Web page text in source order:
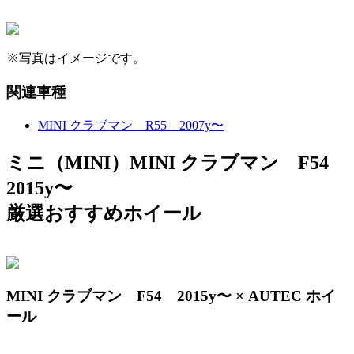
※写真はイメージです。
関連車種
MINI クラブマン R55 2007y〜
ミニ（MINI）MINI クラブマン F54
2015y〜
厳選おすすめホイール
MINI クラブマン F54 2015y〜 × AUTEC ホイ
ール